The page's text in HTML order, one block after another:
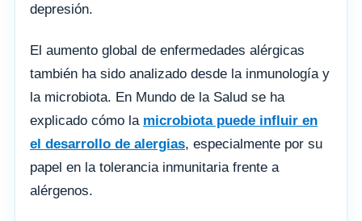
depresión.
El aumento global de enfermedades alérgicas
también ha sido analizado desde la inmunología y
la microbiota. En Mundo de la Salud se ha
explicado cómo la microbiota puede influir en
el desarrollo de alergias, especialmente por su
papel en la tolerancia inmunitaria frente a
alérgenos.